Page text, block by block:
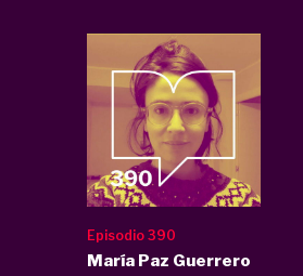
Episodio 390
María Paz Guerrero